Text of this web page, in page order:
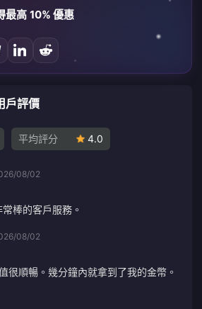
最高 10% 優惠
戶評價
平均評分 4.0
08/02
棒的客戶服務。
08/02
很順暢。幾分鐘內就拿到了我的金幣。